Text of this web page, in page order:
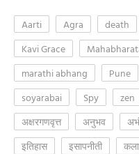
Aarti Agra death
Kavi Grace
marathi abhang
Pune
soyarabai
Spy zen
अक्षरगणवृत्त
अनुभव
इतिहास
इसापनीती